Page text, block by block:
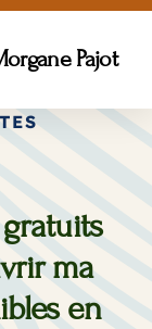
Pajot
ma
en